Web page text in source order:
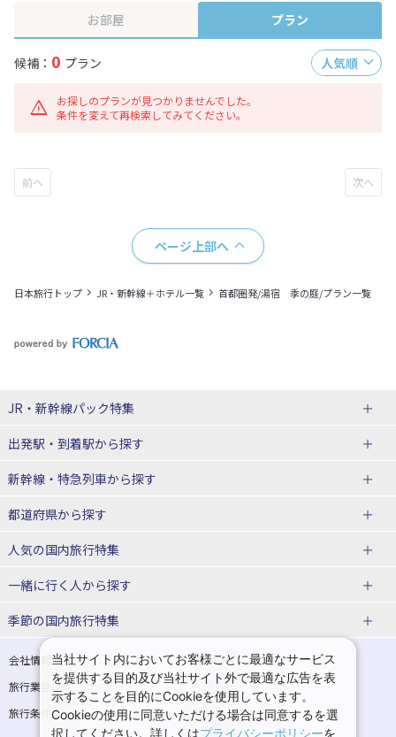
お部屋 プラン
候補： 0 プラン 人気順
お探しのプランが見つかりませんでした。
条件を変えて再検索してみてください。
ページ上部へ
日本旅行トップ JR・新幹線＋ホテル一覧 首都圏発/湯宿 季の庭/プラン一覧
JR・新幹線パック特集
JR・新幹線＋ホテルパック
出張パック
出発駅・到着駅から探す
秋田⇔東京 新幹線パック
仙台→東京 新幹線パック
富山⇔東京 新幹線パック
東京→仙台 新幹線パック
東京→金沢 新幹線パック
東京⇔軽井沢 新幹線パック 東京→長野 新幹線パック
東京→名古屋 新幹線パック 東京→京都 新幹線パック
東京→大阪（新大阪） 新幹線パッ
東京→神戸（新神戸） 新幹線パッ
新幹線・特急列車から探す
北海道新幹線 旅行
山形新幹線 旅行
東海道新幹線 旅行
上越新幹線 旅行
九州新幹線 旅行 西九州新幹線 旅行
特急サンダーバード 旅行
都道府県から探す
北海道旅行・ツアー
東北
青森旅行・ツアー 岩手旅行・ツアー
宮城旅行・ツアー 秋田旅行・ツアー
山形旅行・ツアー 福島旅行・ツアー
人気の国内旅行特集
東京ディズニーリゾート®への旅
ユニバーサル・スタジオ・ジャパ
温泉旅行 日帰り旅行
一緒に行く人から探す
一人旅 国内版
カップル・夫婦旅行 国内版 女子旅 国内版
卒業旅行・学生旅行 国内版
季節の国内旅行特集
桜・お花見特集
ゴールデンウィーク（GW）の国内
旅行
夏休み・お盆の国内旅行 7月の国内旅行
会社情報
プライバシーポリシー
旅行業登録票・約款
規約集
旅行条件書
商標について
当社サイト内においてお客様ごとに最適なサービス
を提供する目的及び当社サイト外で最適な広告を表
示することを目的にCookieを使用しています。
Cookieの使用に同意いただける場合は同意するを選
択してください。詳しくはプライバシーポリシーを